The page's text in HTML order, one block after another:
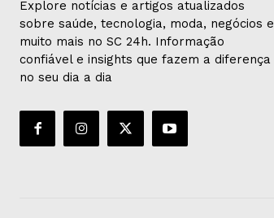
Explore notícias e artigos atualizados
sobre saúde, tecnologia, moda, negócios e
muito mais no SC 24h. Informação
confiável e insights que fazem a diferença
no seu dia a dia